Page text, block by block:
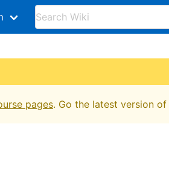
pages. Go the latest version of